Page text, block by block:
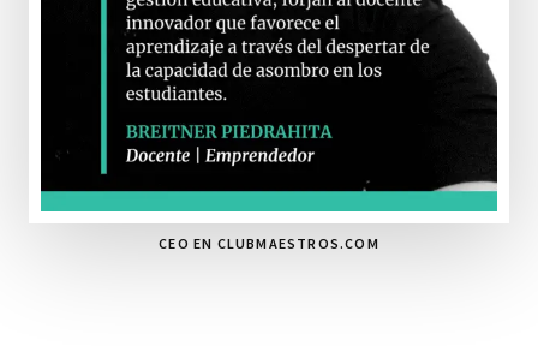
CEO EN CLUBMAESTROS.COM